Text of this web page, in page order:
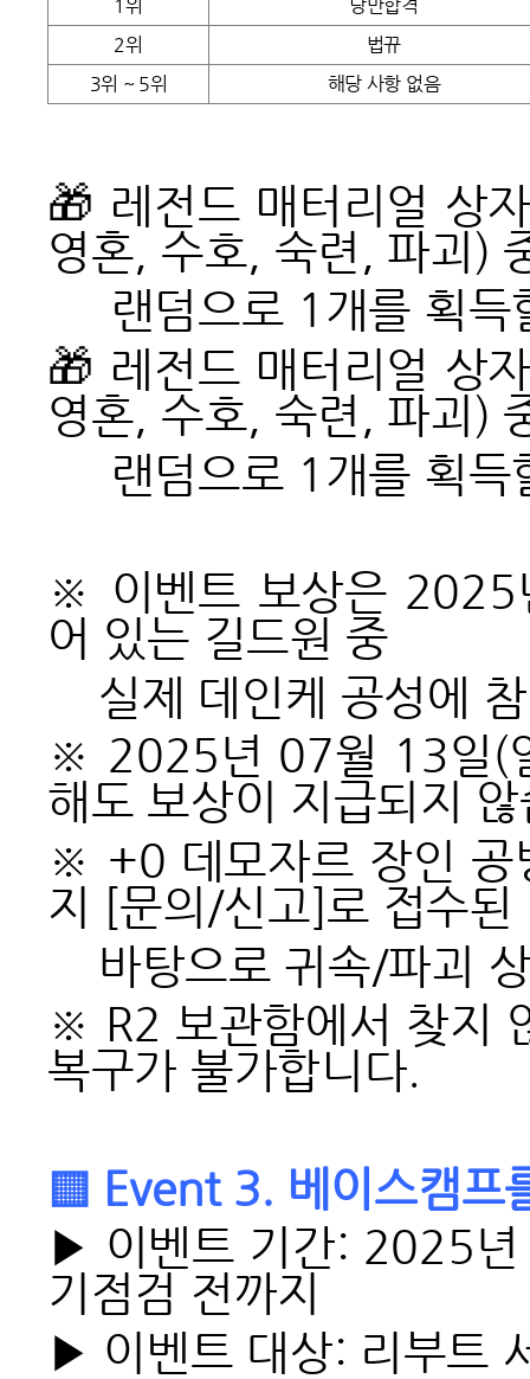
1위
낭만합격
2위
법뀨
3위 ~ 5위
해당 사항 없음
🎁 레전드 매터리얼 상
영혼, 수호, 숙련, 파괴)
랜덤으로 1개를 획득
🎁 레전드 매터리얼 상
영혼, 수호, 숙련, 파괴)
랜덤으로 1개를 획득
※ 이벤트 보상은 2025
어 있는 길드원 중
실제 데인케 공성에
※ 2025년 07월 13일(
해도 보상이 지급되지
※ +0 데모자르 장인 공
지 [문의/신고]로 접수된
바탕으로 귀속/파괴
※ R2 보관함에서 찾지
복구가 불가합니다.
▒ Event 3. 베이스캠프
▶ 이벤트 기간: 2025
기점검 전까지
▶ 이벤트 대상: 리부트